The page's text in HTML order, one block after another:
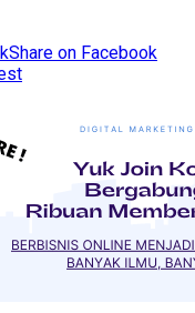
Share on Facebook